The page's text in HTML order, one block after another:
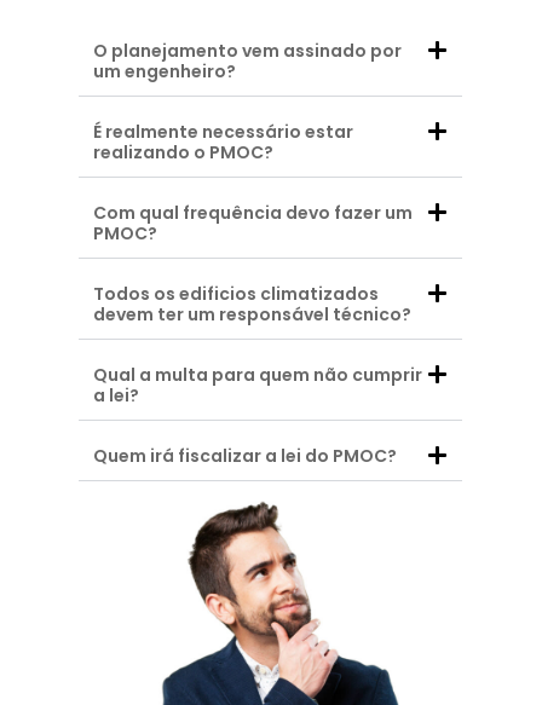
O planejamento vem assinado por
um engenheiro?
É realmente necessário estar
realizando o PMOC?
Com qual frequência devo fazer um
PMOC?
Todos os edificios climatizados
devem ter um responsável técnico?
Qual a multa para quem não cumprir
a lei?
Quem irá fiscalizar a lei do PMOC?